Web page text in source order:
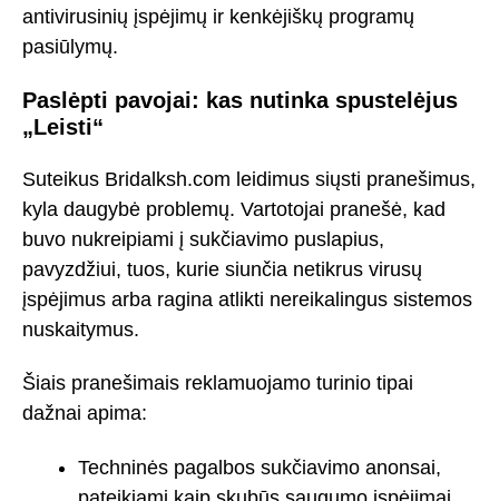
antivirusinių įspėjimų ir kenkėjiškų programų
pasiūlymų.
Paslėpti pavojai: kas nutinka spustelėjus
„Leisti“
Suteikus Bridalksh.com leidimus siųsti pranešimus,
kyla daugybė problemų. Vartotojai pranešė, kad
buvo nukreipiami į sukčiavimo puslapius,
pavyzdžiui, tuos, kurie siunčia netikrus virusų
įspėjimus arba ragina atlikti nereikalingus sistemos
nuskaitymus.
Šiais pranešimais reklamuojamo turinio tipai
dažnai apima:
Techninės pagalbos sukčiavimo anonsai,